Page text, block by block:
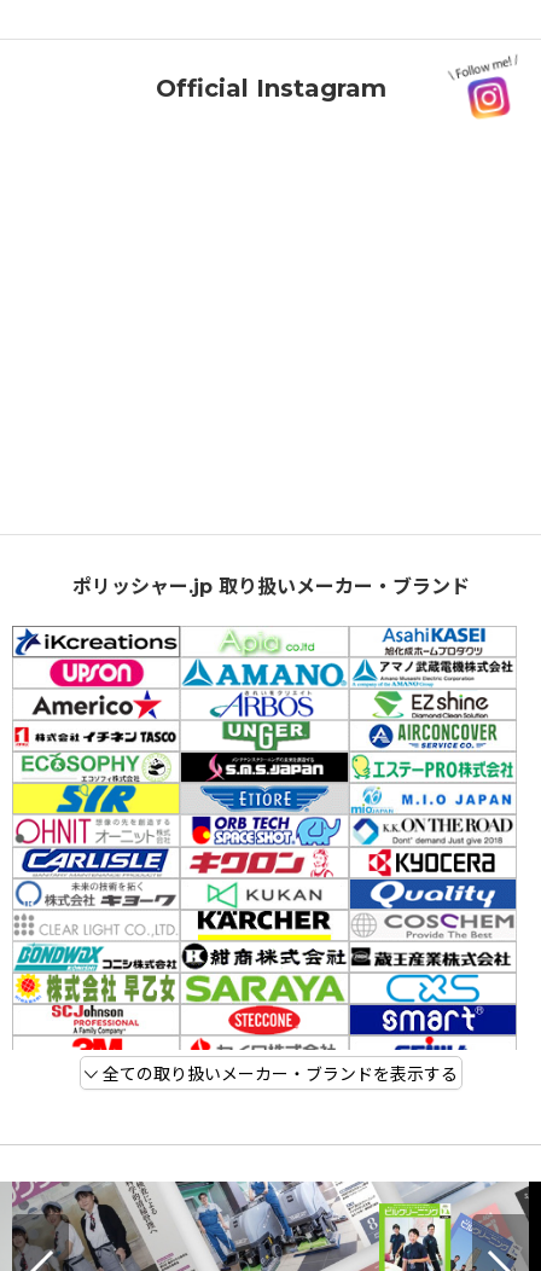
Official Instagram
ポリッシャー.jp 取り扱いメーカー・ブランド
全ての取り扱いメーカー・ブランドを表示する